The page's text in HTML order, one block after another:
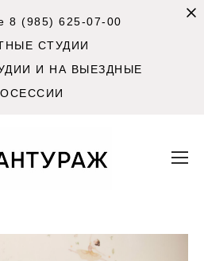
8 (985) 625-07-00
СТУДИИ
И НА ВЫЕЗДНЫЕ